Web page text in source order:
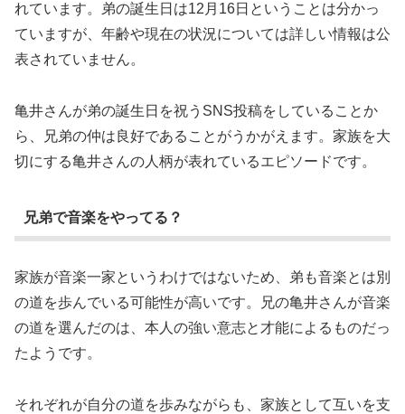
れています。弟の誕生日は12月16日ということは分かっ
ていますが、年齢や現在の状況については詳しい情報は公
表されていません。
亀井さんが弟の誕生日を祝うSNS投稿をしていることか
ら、兄弟の仲は良好であることがうかがえます。家族を大
切にする亀井さんの人柄が表れているエピソードです。
兄弟で音楽をやってる？
家族が音楽一家というわけではないため、弟も音楽とは別
の道を歩んでいる可能性が高いです。兄の亀井さんが音楽
の道を選んだのは、本人の強い意志と才能によるものだっ
たようです。
それぞれが自分の道を歩みながらも、家族として互いを支